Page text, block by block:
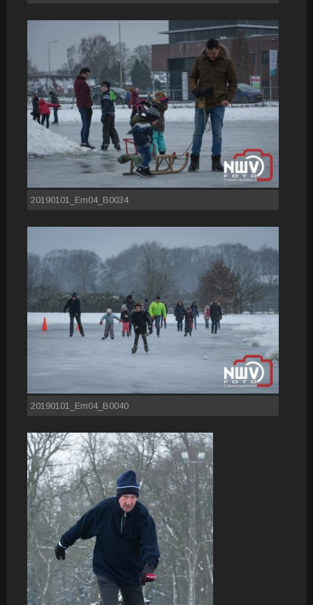
20190101_Em04_B0034
20190101_Em04_B0040